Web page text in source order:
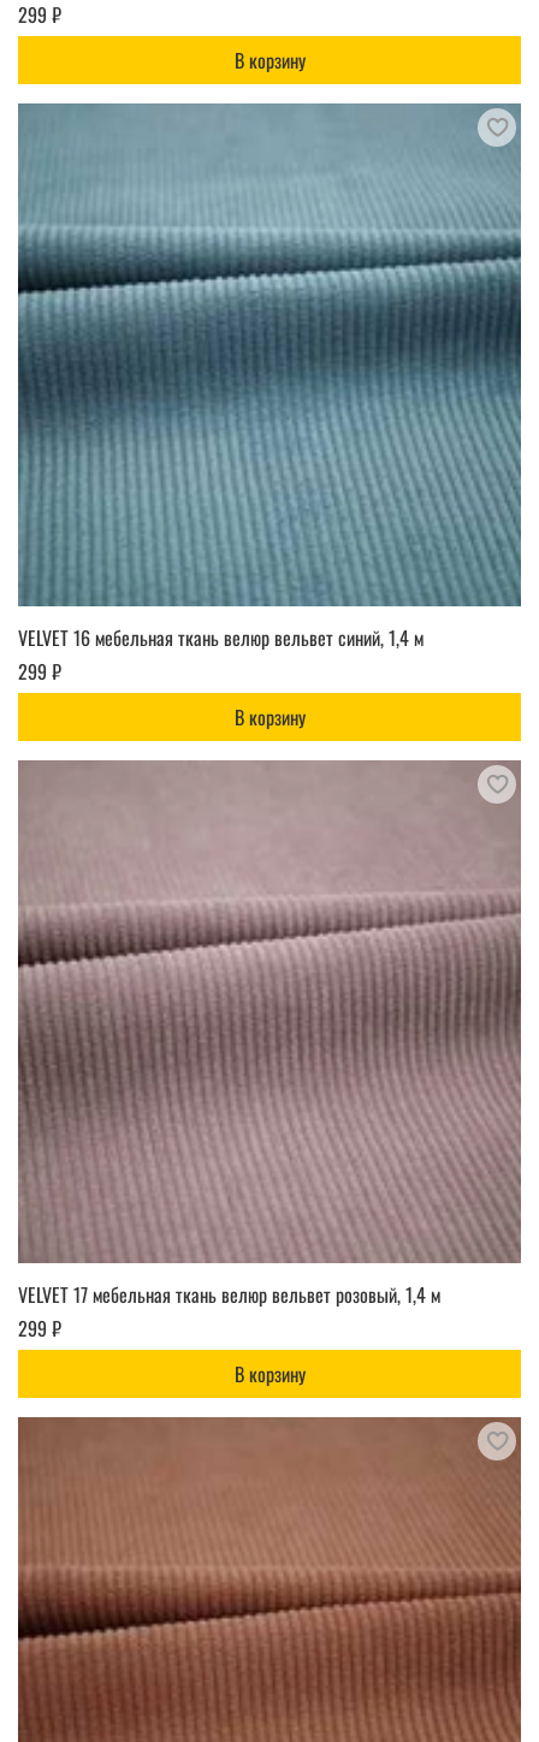
299 ₽
В корзину
VELVET 16 мебельная ткань велюр вельвет синий, 1,4 м
299 ₽
В корзину
VELVET 17 мебельная ткань велюр вельвет розовый, 1,4 м
299 ₽
В корзину